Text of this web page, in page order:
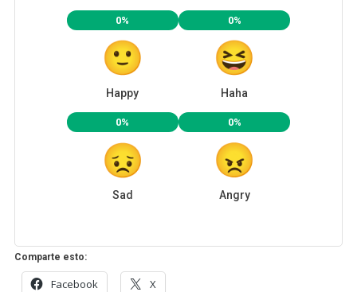
0%
Happy
0%
Haha
0%
Sad
0%
Angry
Comparte esto:
Facebook X